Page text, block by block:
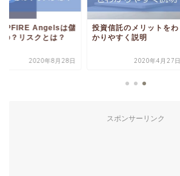
Angelsは儲
の？リスクとは？
2020年8月28日
投資信託のメリットをわ
かりやすく説明
2020年4月27日
スポンサーリンク